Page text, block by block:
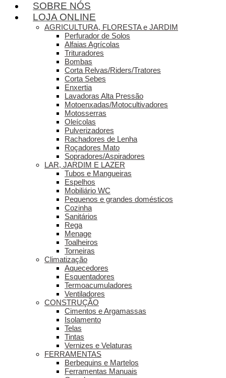
SOBRE NÓS
LOJA ONLINE
AGRICULTURA, FLORESTA e JARDIM
Perfurador de Solos
Alfaias Agrícolas
Trituradores
Bombas
Corta Relvas/Riders/Tratores
Corta Sebes
Enxertia
Lavadoras Alta Pressão
Motoenxadas/Motocultivadores
Motosserras
Oleícolas
Pulverizadores
Rachadores de Lenha
Roçadores Mato
Sopradores/Aspiradores
LAR, JARDIM E LAZER
Tubos e Mangueiras
Espelhos
Mobiliário WC
Pequenos e grandes domésticos
Cozinha
Sanitários
Rega
Menage
Toalheiros
Torneiras
Climatização
Aquecedores
Esquentadores
Termoacumuladores
Ventiladores
CONSTRUÇÃO
Cimentos e Argamassas
Isolamento
Telas
Tintas
Vernizes e Velaturas
FERRAMENTAS
Berbequins e Martelos
Ferramentas Manuais